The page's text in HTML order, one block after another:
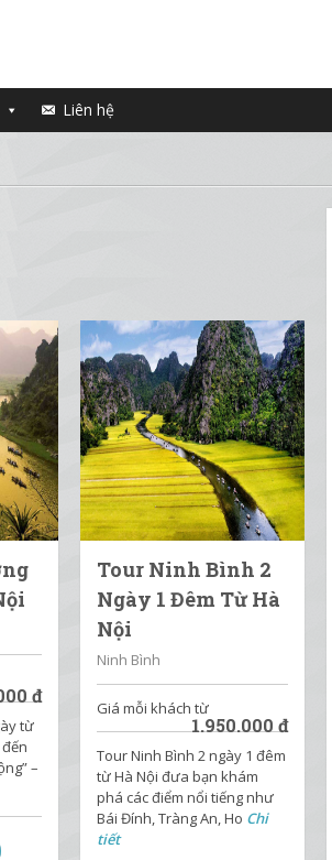
Liên hệ
đ
từ
–
Tour Ninh Bình 2
Ngày 1 Đêm Từ Hà
Nội
Ninh Bình
Giá mỗi khách từ
1.950.000 đ
Tour Ninh Bình 2 ngày 1 đêm
từ Hà Nội đưa bạn khám
phá các điểm nổi tiếng như
Bái Đính, Tràng An, Ho Chi
tiết